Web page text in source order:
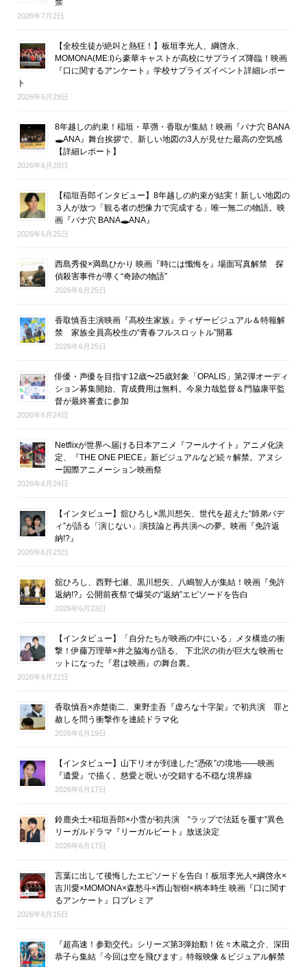
2026年7月2日
【全校生徒が絶叫と熱狂！】板垣李光人、綱啓永、
MOMONA(ME:I)ら豪華キャストが高校にサプライズ降臨！映画
『口に関するアンケート』学校サプライズイベント詳細レポー
ト
2026年6月29日
8年越しの約束！稲垣・草彅・香取が集結！映画『バナ穴 BANA
🕳ANA』舞台挨拶で、新しい地図の3人が見せた最高の空気感
【詳細レポート】
2026年6月28日
【稲垣吾郎インタビュー】8年越しの約束が結実！新しい地図の
３人が放つ「観る者の想像力で完成する」唯一無二の物語。映
画『バナ穴 BANA🕳ANA』
2026年6月25日
西島秀俊×満島ひかり 映画『時には懺悔を』場面写真解禁 探
偵殺害事件が導く“奇跡の物語”
2026年6月25日
香取慎吾主演映画『高校生家族』ティザービジュアル＆特報解
禁 家族全員高校生の“青春フルスロットル”開幕
2026年6月25日
俳優・声優を目指す12歳〜25歳対象「OPALIS」第2弾オーディ
ション募集開始、育成費用は無料。今泉力哉監督＆門脇康平監
督が最終審査に参加
2026年6月24日
Netflixが世界へ届ける日本アニメ『フールナイト』アニメ化決
定、『THE ONE PIECE』新ビジュアルなど続々解禁。アヌシ
ー国際アニメーション映画祭
2026年6月24日
【インタビュー】舘ひろし×黒川想矢、世代を超えた“師弟バデ
ィ”が語る「演じない」演技論と再共演への夢。映画『免許返
納!?』
2026年6月23日
舘ひろし、西野七瀬、黒川想矢、八嶋智人が集結！映画『免許
返納!?』公開前夜祭で爆笑の“返納”エピソードを告白
2026年6月23日
【インタビュー】「自分たちが映画の中にいる」メタ構造の衝
撃！伊藤万理華×井之脇海が語る、 下北沢の街が巨大な映画セ
ットになった『君は映画』の舞台裏。
2026年6月22日
香取慎吾×赤楚衛二、東野圭吾『虚ろな十字架』で初共演 罪と
赦しを問う衝撃作を連続ドラマ化
2026年6月19日
【インタビュー】山下リオが到達した“憑依”の境地――映画
『遺愛』で描く、慈愛と呪いが交錯する不穏な境界線
2026年6月17日
鈴鹿央士×稲垣吾郎×小雪が初共演 “ラップで法廷を覆す”異色
リーガルドラマ『リーガルビート』放送決定
2026年6月17日
言葉に出して後悔したエピソードを告白！板垣李光人×綱啓永×
吉川愛×MOMONA×森愁斗×西山智樹×柄本時生 映画『口に関す
るアンケート』口プレミア
2026年6月15日
『超高速！参勤交代』シリーズ第3弾始動！佐々木蔵之介、深田
恭子ら集結「今回は空を飛びます」特報映像＆ビジュアル解禁